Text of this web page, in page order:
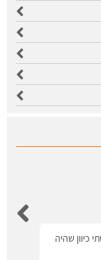
כיוון שהיה